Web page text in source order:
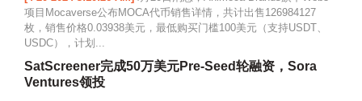
项目Mocaverse公布MOCA代币销售详情，共计出售126984127
枚，销售价格0.03938美元，最低购买门槛100美元（支持USDT、
USDC），计划...
SatScreener完成50万美元Pre-Seed轮融资，Sora
Ventures领投